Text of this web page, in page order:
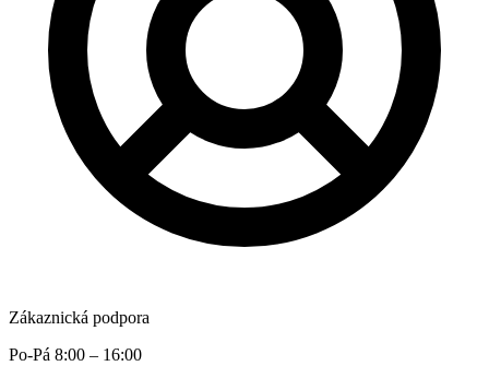
Zákaznická podpora
Po-Pá 8:00 – 16:00